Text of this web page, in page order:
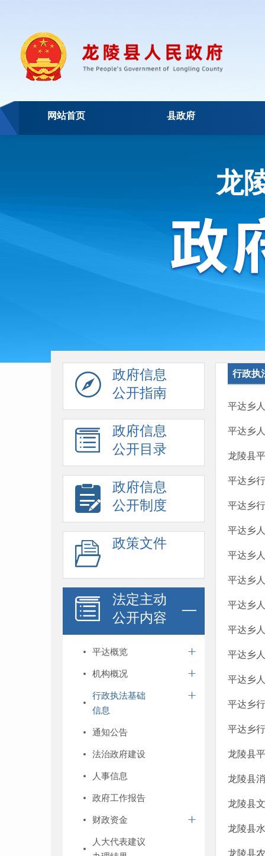
网站首页 县政府
龙
政府信息
公开指南
政府信息
公开目录
政府信息
公开制度
政策文件
法定主动
公开内容
平达概览
机构概况
行政执法基础
信息
通知公告
法治政府建设
人事信息
政府工作报告
财政资金
人大代表建议
行政执
平达乡
平达乡
龙陵县
平达乡
平达乡
平达乡
平达乡
平达乡
平达乡
平达乡
平达乡
平达乡
平达乡
平达乡
龙陵县
龙陵县
龙陵县
龙陵县
龙陵县